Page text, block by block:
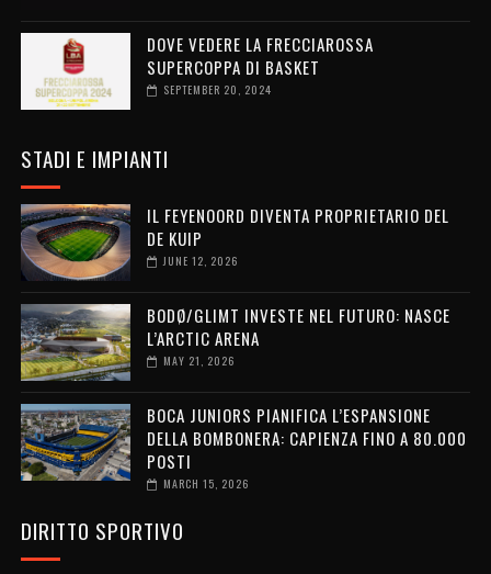
DOVE VEDERE LA FRECCIAROSSA
SUPERCOPPA DI BASKET
SEPTEMBER 20, 2024
STADI E IMPIANTI
IL FEYENOORD DIVENTA PROPRIETARIO DEL
DE KUIP
JUNE 12, 2026
BODØ/GLIMT INVESTE NEL FUTURO: NASCE
L’ARCTIC ARENA
MAY 21, 2026
BOCA JUNIORS PIANIFICA L’ESPANSIONE
DELLA BOMBONERA: CAPIENZA FINO A 80.000
POSTI
MARCH 15, 2026
DIRITTO SPORTIVO